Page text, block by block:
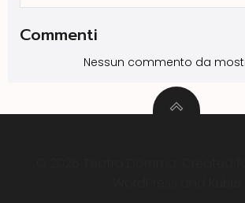
Commenti
Nessun commento da